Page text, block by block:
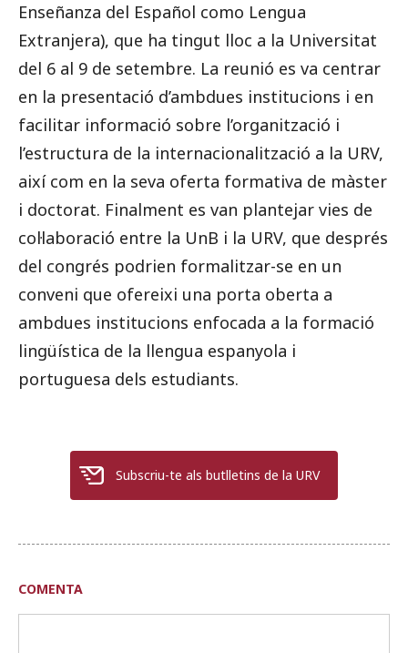
Enseñanza del Español como Lengua
Extranjera), que ha tingut lloc a la Universitat
del 6 al 9 de setembre. La reunió es va centrar
en la presentació d’ambdues institucions i en
facilitar informació sobre l’organització i
l’estructura de la internacionalització a la URV,
així com en la seva oferta formativa de màster
i doctorat. Finalment es van plantejar vies de
col·laboració entre la UnB i la URV, que després
del congrés podrien formalitzar-se en un
conveni que ofereixi una porta oberta a
ambdues institucions enfocada a la formació
lingüística de la llengua espanyola i
portuguesa dels estudiants.
Subscriu-te als butlletins de la URV
COMENTA